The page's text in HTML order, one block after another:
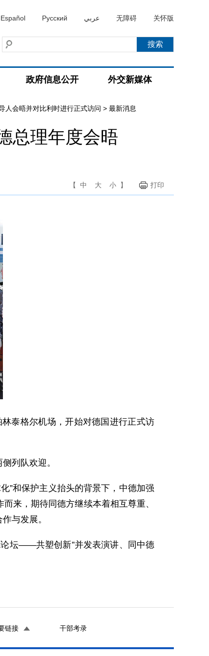
Español Русский عربي 无障碍 关怀版
政府信息公开 外交新媒体
人会晤并对比利时进行正式访问 > 最新消息
总理年度会晤
【 中 大 小 】 打印
泰格尔机场，开始对德国进行正式访
列队欢迎。
和保护主义抬头的背景下，中德加强
来，期待同德方继续本着相互尊重、
与发展。
坛——共塑创新”并发表演讲、同中德
链接 干部考录